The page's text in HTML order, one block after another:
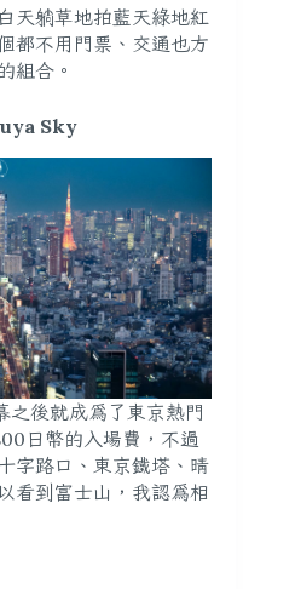
天躺草地拍藍天綠地紅
都不用門票、交通也方
組合。
Sky
之後就成為了東京熱門
日幣的入場費，不過
字路口、東京鐵塔、晴
看到富士山，我認為相